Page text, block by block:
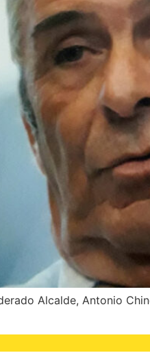
Alcalde, Antonio